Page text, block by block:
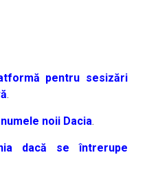
pentru sesizări
.
noii Dacia.
dacă se întrerupe